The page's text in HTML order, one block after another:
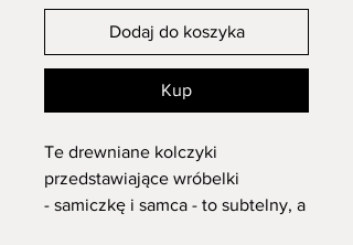
Dodaj do koszyka
Kup
Te drewniane kolczyki
przedstawiające wróbelki
- samiczkę i samca - to subtelny, a